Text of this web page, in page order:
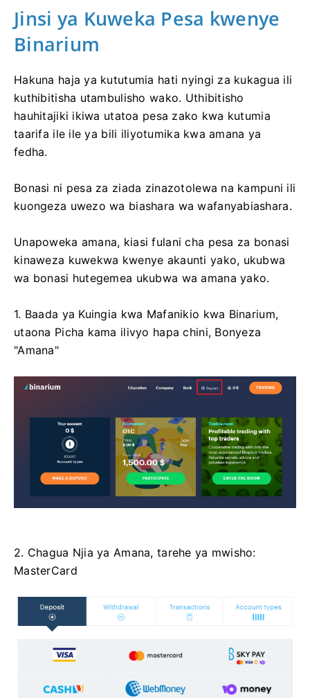
Jinsi ya Kuweka Pesa kwenye
Binarium
Hakuna haja ya kututumia hati nyingi za kukagua ili
kuthibitisha utambulisho wako. Uthibitisho
hauhitajiki ikiwa utatoa pesa zako kwa kutumia
taarifa ile ile ya bili iliyotumika kwa amana ya
fedha.
Bonasi ni pesa za ziada zinazotolewa na kampuni ili
kuongeza uwezo wa biashara wa wafanyabiashara.
Unapoweka amana, kiasi fulani cha pesa za bonasi
kinaweza kuwekwa kwenye akaunti yako, ukubwa
wa bonasi hutegemea ukubwa wa amana yako.
1. Baada ya Kuingia kwa Mafanikio kwa Binarium,
utaona Picha kama ilivyo hapa chini, Bonyeza
"Amana"
2. Chagua Njia ya Amana, tarehe ya mwisho:
MasterCard